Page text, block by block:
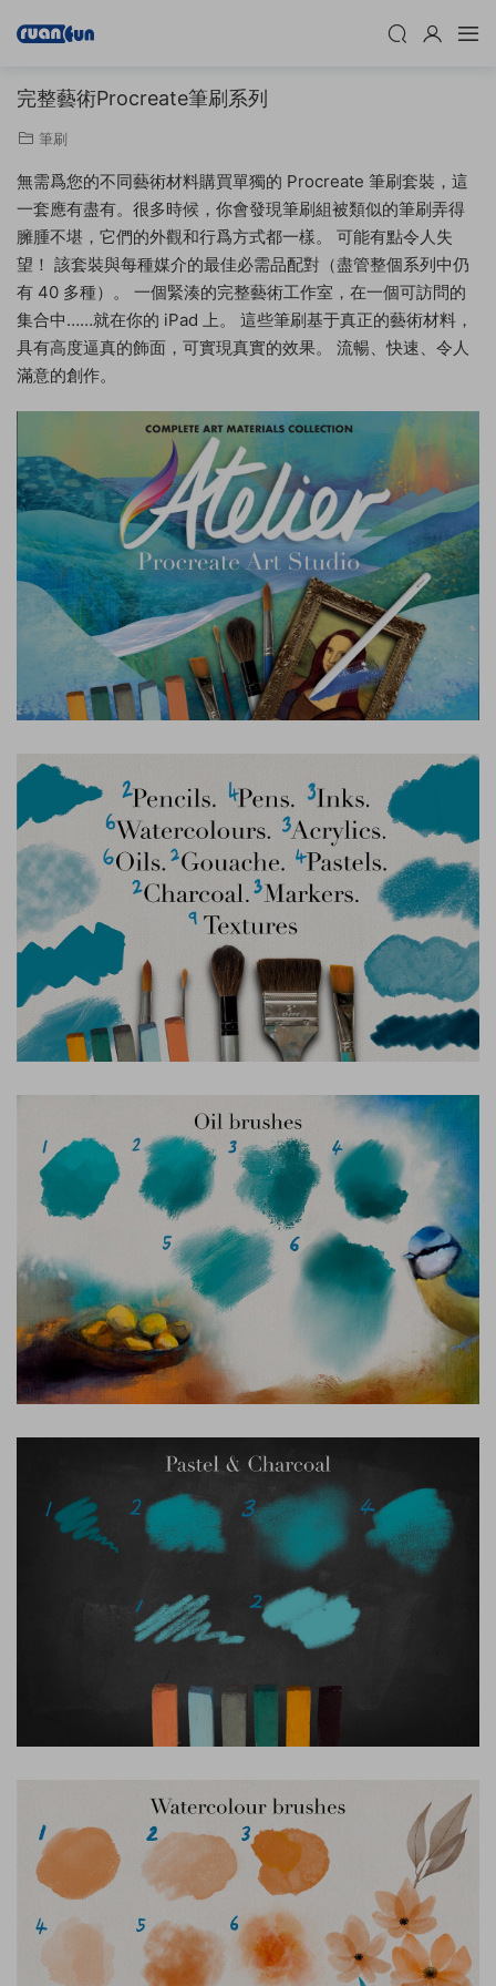
完整藝術Procreate筆刷系列
筆刷
無需爲您的不同藝術材料購買單獨的 Procreate 筆刷套裝，這
一套應有盡有。很多時候，你會發現筆刷組被類似的筆刷弄得
臃腫不堪，它們的外觀和行爲方式都一樣。 可能有點令人失
望！ 該套裝與每種媒介的最佳必需品配對（盡管整個系列中仍
有 40 多種）。 一個緊湊的完整藝術工作室，在一個可訪問的
集合中……就在你的 iPad 上。 這些筆刷基于真正的藝術材料，
具有高度逼真的飾面，可實現真實的效果。 流暢、快速、令人
滿意的創作。